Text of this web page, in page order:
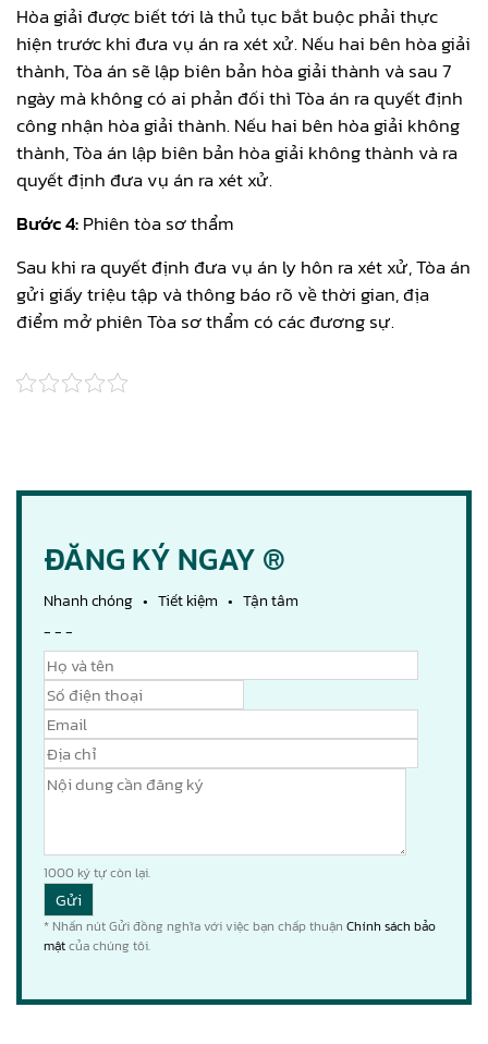
Hòa giải được biết tới là thủ tục bắt buộc phải thực
hiện trước khi đưa vụ án ra xét xử. Nếu hai bên hòa giải
thành, Tòa án sẽ lập biên bản hòa giải thành và sau 7
ngày mà không có ai phản đối thì Tòa án ra quyết định
công nhận hòa giải thành. Nếu hai bên hòa giải không
thành, Tòa án lập biên bản hòa giải không thành và ra
quyết định đưa vụ án ra xét xử.
Bước 4:Phiên tòa sơ thẩm
Sau khi ra quyết định đưa vụ án ly hôn ra xét xử, Tòa án
gửi giấy triệu tập và thông báo rõ về thời gian, địa
điểm mở phiên Tòa sơ thẩm có các đương sự.
ĐĂNG KÝ NGAY ®
Nhanh chóng • Tiết kiệm • Tận tâm
- - -
1000 ký tự còn lại.
* Nhấn nút Gửi đồng nghĩa với việc bạn chấp thuận Chính sách bảo
mậtcủa chúng tôi.